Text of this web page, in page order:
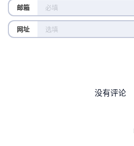
邮箱
网址
没有评论